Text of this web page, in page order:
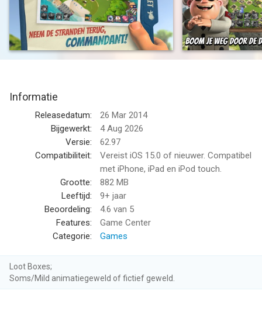
vijandelijke basissen aan om onderdrukte eilandbewoners te
bevrijden en ontgrendel de geheimen van dit tropische paradijs.
Richt een gevechtsgroep op met spelers uit de hele wereld en
neem het samen op tegen de vijand. Verken, bedenk een
strijdplan en bestorm het strand in BOOM BEACH!
sommige spelitems kun je ook met echt geld kopen
(waaronder willekeurige items). Als je geen spelitems wilt
kopen met echt geld, schakel in-app aankopen dan uit via de
instellingen van je apparaat.
- Speel met miljoenen andere spelers en val honderden
vijandelijke basissen aan op zoek naar buit.
- Vecht om de controle over kostbare grondstoffen. Hiermee
kun je je basis upgraden en beter tegen vijandelijke aanvallen
bewapenen.
de mysterieuze kracht van de levenskristallen.
- Neem het op tegen de angstaanjagende eindbazen van de
Zwarte garde en ontdek hun kwaadaardige plannen.
Informatie
Releasedatum:
26 Mar 2014
Bijgewerkt:
4 Aug 2026
Versie:
62.97
Compatibiliteit:
Vereist iOS 15.0 of nieuwer. Compatibel
met iPhone, iPad en iPod touch.
Grootte:
882 MB
Leeftijd:
9+ jaar
Beoordeling:
4.6 van 5
Features:
Game Center
Categorie:
Games
Loot Boxes;
Soms/Mild animatiegeweld of fictief geweld.